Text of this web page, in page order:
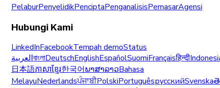
PelaburPenyelidikPenciptaPenganalisisPemasarAgensi
Hubungi Kami
LinkedInFacebookTempah demoStatus
العربيةবাংলাDeutschEnglishEspañolSuomiFrançaisहिन्दी
日本語ភាសាខ្មែរ한국어ພາສາລາວBahasa
MelayuNederlandsਪੰਜਾਬੀPolskiPortuguêsрусскийSvenska